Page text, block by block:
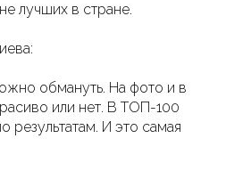
лучших в стране.
обмануть. На фото и в
или нет. В ТОП-100
результатам. И это самая